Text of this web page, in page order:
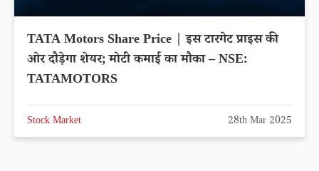
TATA Motors Share Price | इस टारगेट प्राइस की
ओर दौड़ेगा शेयर; मोटी कमाई का मौका – NSE:
TATAMOTORS
Stock Market 28th Mar 2025